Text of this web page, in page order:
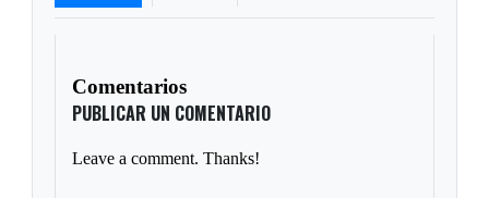
Comentarios
PUBLICAR UN COMENTARIO
Leave a comment. Thanks!